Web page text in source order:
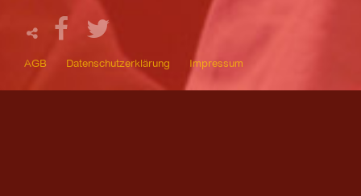
AGB Datenschutzerklärung Impressum